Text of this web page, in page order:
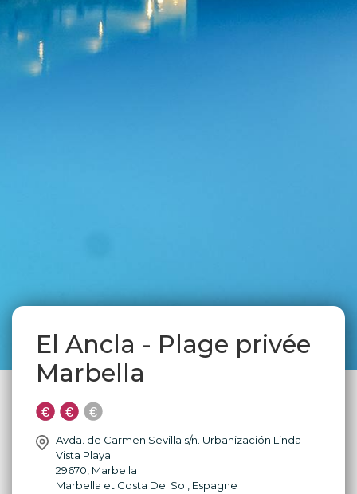
El Ancla - Plage privée
Marbella
Avda. de Carmen Sevilla s/n. Urbanización Linda
Vista Playa
29670 Marbella
Marbella et Costa Del Sol Espagne